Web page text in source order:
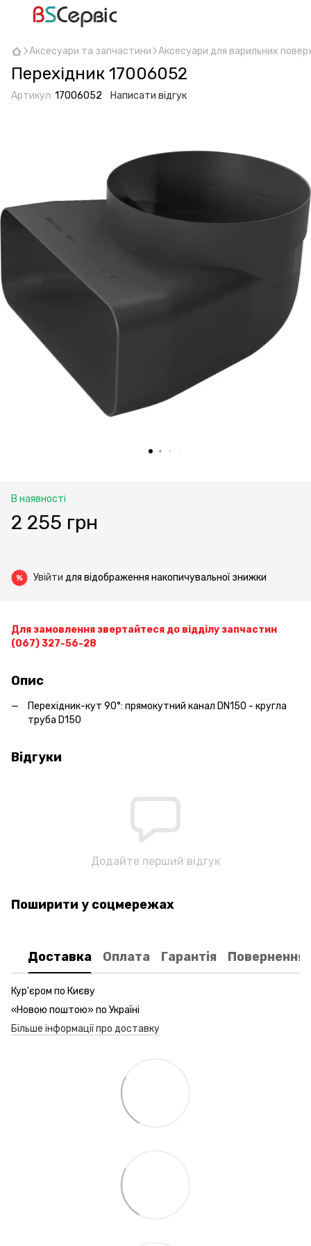
Аксесуари та запчастини Аксесуари для варильних
Перехідник 17006052
Артикул: 17006052 Написати відгук
В наявності
2 255 грн
% Увійти для відображення накопичувальної знижки
Для замовлення звертайтеся до відділу запчастин
(067) 327-56-28
Опис
Перехідник-кут 90°: прямокутний канал DN150 - кругла
труба D150
Відгуки
Додайте перший відгук
Поширити у соцмережах
Доставка Оплата Гарантія Повернення
Кур'єром по Києву
«Новою поштою» по Україні
Більше інформації про доставку